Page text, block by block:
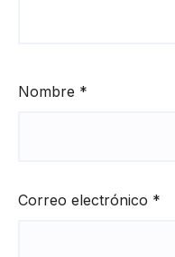
Nombre *
Correo electrónico *